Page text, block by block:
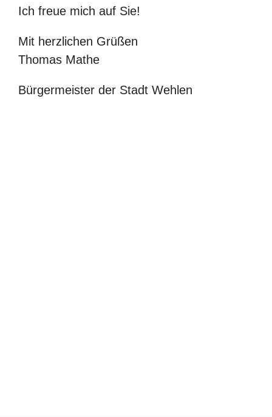
Ich freue mich auf Sie!
Mit herzlichen Grüßen
Thomas Mathe
Bürgermeister der Stadt Wehlen